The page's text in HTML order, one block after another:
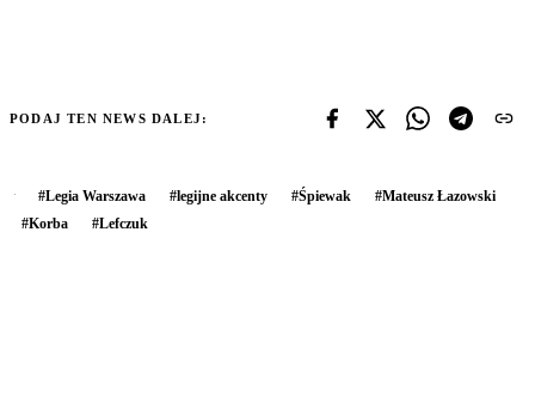
PODAJ TEN NEWS DALEJ:
#Legia Warszawa #legijne akcenty #Śpiewak #Mateusz Łazowski
#Korba #Lefczuk